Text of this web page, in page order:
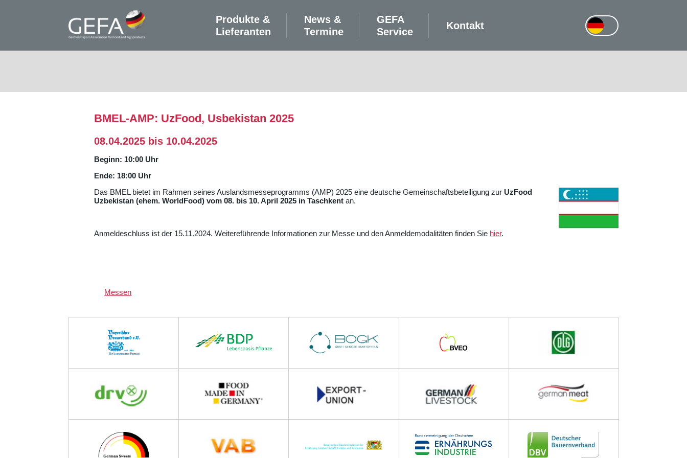
Produkte &
Lieferanten
News &
Termine
GEFA
Service
Kontakt
BMEL-AMP: UzFood, Usbekistan 2025
08.04.2025 bis 10.04.2025
Beginn: 10:00 Uhr
Ende: 18:00 Uhr
Das BMEL bietet im Rahmen seines Auslandsmesseprogramms (AMP) 2025 eine deutsche Gemeinschaftsbeteiligung zur UzFood
Uzbekistan (ehem. WorldFood) vom 08. bis 10. April 2025 in Taschkentan.
Anmeldeschluss ist der 15.11.2024. Weitereführende Informationen zur Messe und den Anmeldemodalitäten finden Sie hier.
Messen